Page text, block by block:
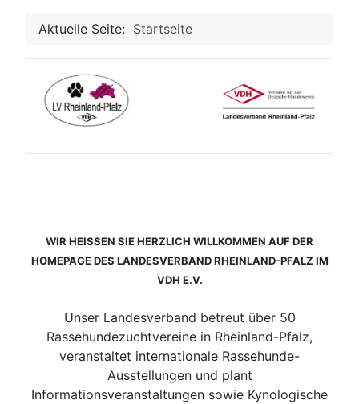
Aktuelle Seite: Startseite
WIR HEISSEN SIE HERZLICH WILLKOMMEN AUF DER
HOMEPAGE DES LANDESVERBAND RHEINLAND-PFALZ IM
VDH E.V.
Unser Landesverband betreut über 50
Rassehundezuchtvereine in Rheinland-Pfalz,
veranstaltet internationale Rassehunde-
Ausstellungen und plant
Informationsveranstaltungen sowie Kynologische